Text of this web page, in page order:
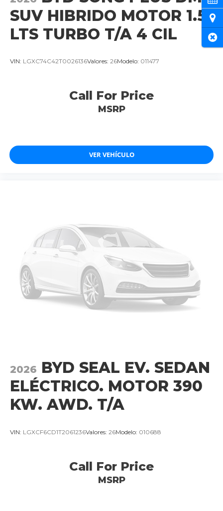
SUV HIBRIDO MOTOR 1.5
LTS TURBO T/A 4 CIL
VIN: LGXC74C42T0026136Valores: 26Modelo: 011477
Call For Price
MSRP
VER VEHÍCULO
2026 BYD SEAL EV. SEDAN
ELÉCTRICO. MOTOR 390
KW. AWD. T/A
VIN: LGXCF6CD1T2061236Valores: 26Modelo: 010688
Call For Price
MSRP